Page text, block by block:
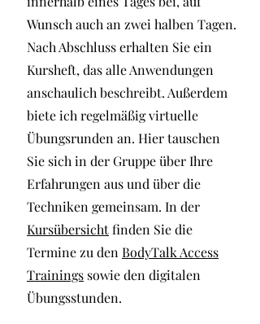
Wunsch auch an zwei halben Tagen.
Nach Abschluss erhalten Sie ein
Kursheft, das alle Anwendungen
anschaulich beschreibt. Außerdem
biete ich regelmäßig virtuelle
Übungsrunden an. Hier tauschen
Sie sich in der Gruppe über Ihre
Erfahrungen aus und über die
Techniken gemeinsam. In der
Kursübersichtfinden Sie die
Termine zu den BodyTalk Access
Trainings sowie den digitalen
Übungsstunden.